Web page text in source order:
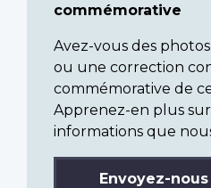
commémorative
Avez-vous des
ou une correction
commémorative de
Apprenez-en plus
informations que
Envoyez-